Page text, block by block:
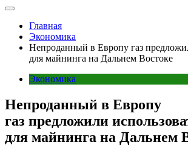
Главная
Экономика
Непроданный в Европу газ
для майнинга на Дальнем Востоке
Экономика
Непроданный в Европу
газ предложили
для майнинга на Дальнем